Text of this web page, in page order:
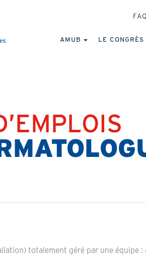
FAQ
PRINCIPALE
AMUB LE CONGRÈS
totalement géré par une équipe :